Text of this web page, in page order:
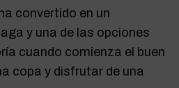
convertido en un
y una de las opciones
cuando comienza el buen
copa y disfrutar de una